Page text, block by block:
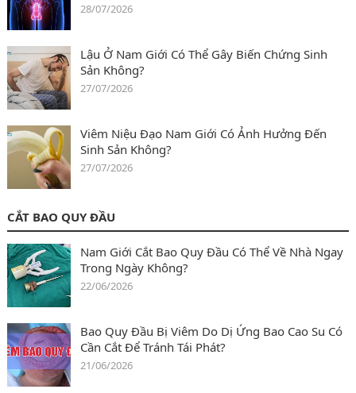
28/07/2026
Lậu Ở Nam Giới Có Thể Gây Biến Chứng Sinh
Sản Không?
27/07/2026
Viêm Niệu Đạo Nam Giới Có Ảnh Hưởng Đến
Sinh Sản Không?
27/07/2026
CẮT BAO QUY ĐẦU
Nam Giới Cắt Bao Quy Đầu Có Thể Về Nhà Ngay
Trong Ngày Không?
22/06/2026
Bao Quy Đầu Bị Viêm Do Dị Ứng Bao Cao Su Có
Cần Cắt Để Tránh Tái Phát?
21/06/2026